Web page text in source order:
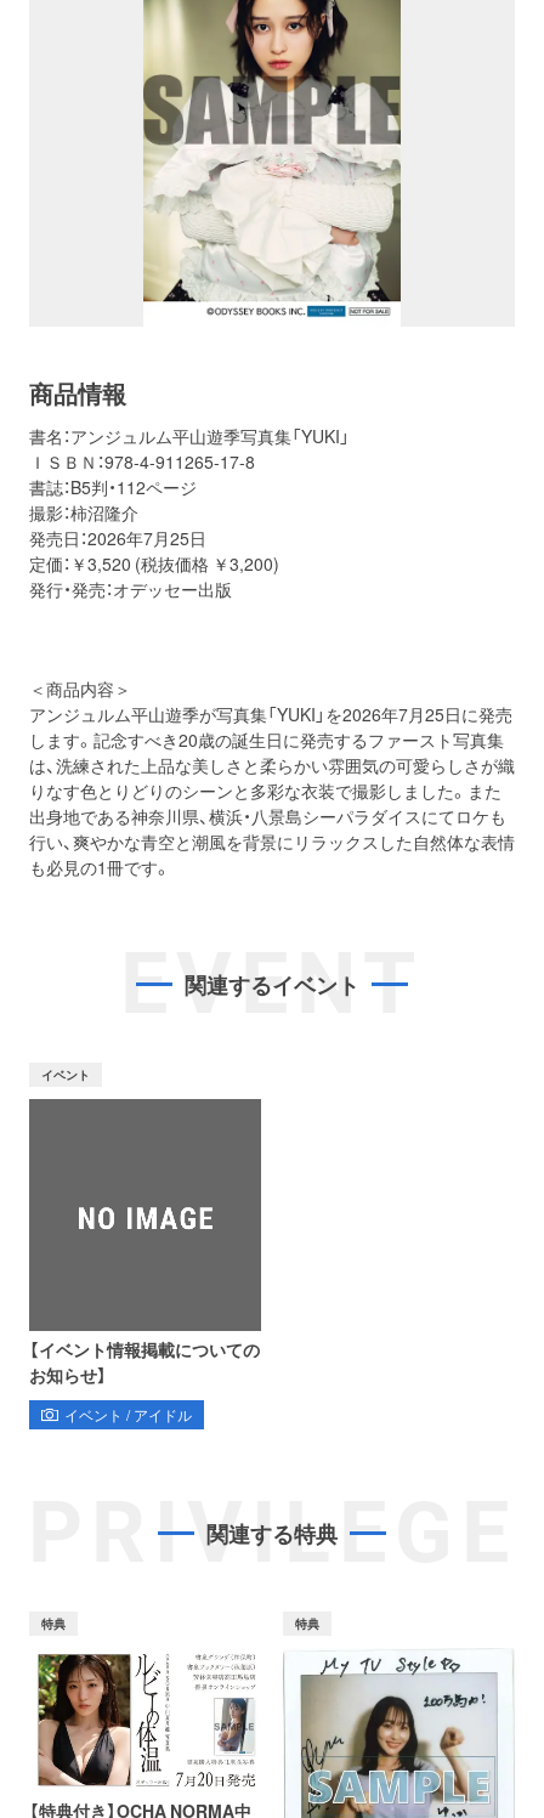
商品情報
書名：アンジュルム平山遊季写真集「YUKI」
ＩＳＢＮ：978-4-911265-17-8
書誌：B5判・112ページ
撮影：柿沼隆介
発売日：2026年7月25日
定価：￥3,520 (税抜価格 ￥3,200)
発行・発売：オデッセー出版
＜商品内容＞
アンジュルム平山遊季が写真集「YUKI」を2026年7月25日に発売
します。記念すべき20歳の誕生日に発売するファースト写真集
は、洗練された上品な美しさと柔らかい雰囲気の可愛らしさが織
りなす色とりどりのシーンと多彩な衣装で撮影しました。また
出身地である神奈川県、横浜・八景島シーパラダイスにてロケも
行い、爽やかな青空と潮風を背景にリラックスした自然体な表情
も必見の1冊です。
EVENT
関連するイベント
イベント
【イベント情報掲載についての
お知らせ】
イベント / アイドル
PRIVILEGE
関連する特典
特典
【特典付き】OCHA NORMA中
特典